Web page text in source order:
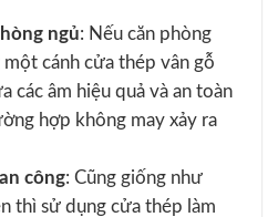
ngủ: Nếu căn phòng
một cánh cửa thép vân gỗ
các âm hiệu quả và an toàn
hợp không may xảy ra
công: Cũng giống như
thì sử dụng cửa thép làm